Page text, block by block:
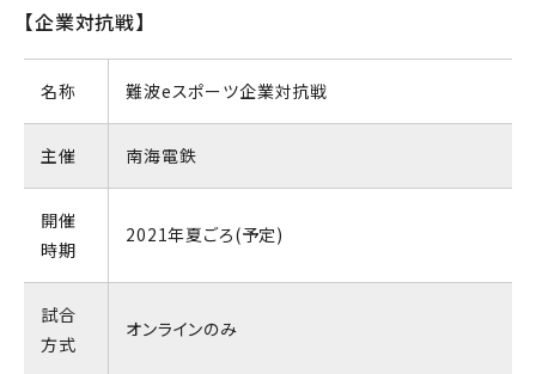
【企業対抗戦】
名称 難波eスポーツ企業対抗戦
主催 南海電鉄
開催
時期
2021年夏ごろ(予定)
試合
方式
オンラインのみ